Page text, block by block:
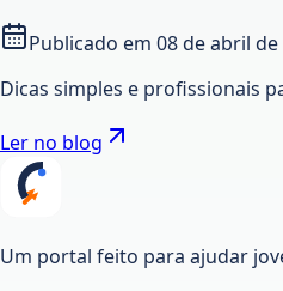
Publicado em 08 de abril de
Dicas simples e profissionais
Ler no blog
Um portal feito para ajudar